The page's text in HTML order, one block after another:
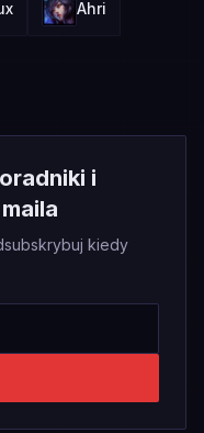
Ahri
i
kiedy